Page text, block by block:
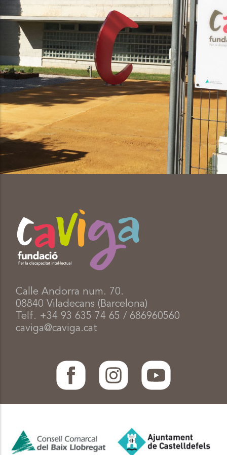
Calle Andorra num. 70.
08840 Viladecans (Barcelona)
Telf. +34 93 635 74 65 / 686960560
caviga@caviga.cat